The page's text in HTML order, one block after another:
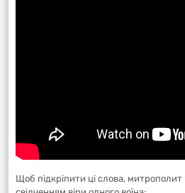
Щоб підкріпити ці слова,